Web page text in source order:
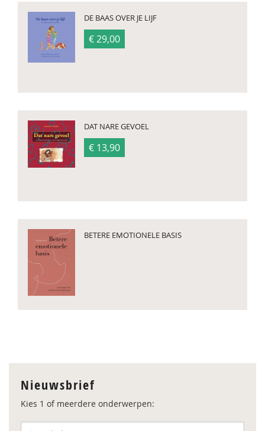
DE BAAS OVER JE LIJF
€ 29,00
DAT NARE GEVOEL
€ 13,90
BETERE EMOTIONELE BASIS
Nieuwsbrief
Kies 1 of meerdere onderwerpen: